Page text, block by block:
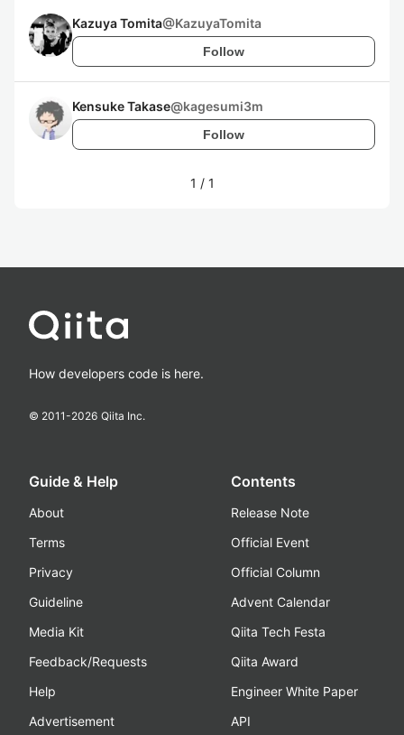
Kazuya Tomita@KazuyaTomita
Follow
Kensuke Takase@kagesumi3m
Follow
1 / 1
How developers code is here.
© 2011-2026 Qiita Inc.
Guide & Help
About
Terms
Privacy
Guideline
Media Kit
Feedback/Requests
Help
Advertisement
Contents
Release Note
Official Event
Official Column
Advent Calendar
Qiita Tech Festa
Qiita Award
Engineer White Paper
API